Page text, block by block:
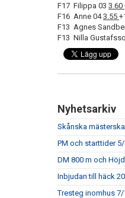
F17 Filippa 03 3.60
F16 Anne 043.55
F13 Agnes
F13 Nilla
Nyhetsarkiv
Skånska
PM och starttider
DM 800 m och
Inbjudan till häck
Tresteg inomhus 7/